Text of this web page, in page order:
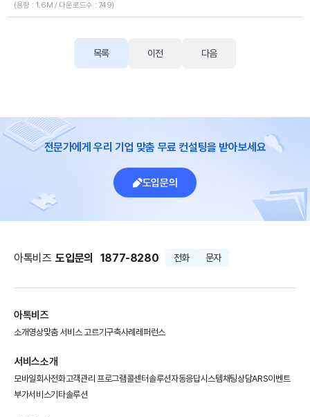
(용량 : 1.6M / 다운로드수 : 749)
목록 이전 다음
전문가에게 우리 기업 맞춤 무료 컨설팅을 받아보세요
도입문의
아톡비즈 도입문의 1877-8280 전화 문자
아톡비즈
소개영상맞춤 서비스 고르기구축사례 레퍼런스
서비스소개
모바일회사전화고객관리 프로그램콜센터솔루션자동응답시스템채팅상담ARS이벤트
부가서비스기타솔루션